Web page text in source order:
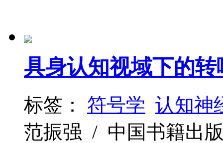
具身认知视域下的
标签： 符号学 认知神
范振强 / 中国书籍出